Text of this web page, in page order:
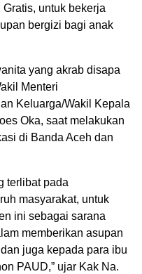
untuk bekerja
bergizi bagi anak
yang akrab disapa
Menteri
Keluarga/Wakil Kepala
Oka, saat melakukan
di Banda Aceh dan
terlibat pada
masyarakat, untuk
ini sebagai sarana
memberikan asupan
juga kepada para ibu
PAUD,” ujar Kak Na.